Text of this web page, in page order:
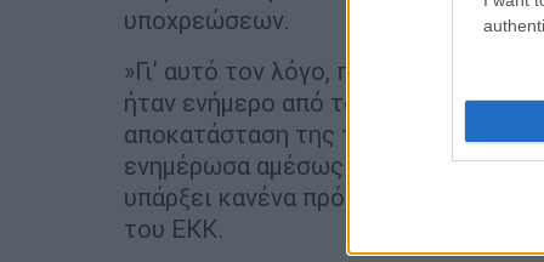
υποχρεώσεων.
»Γι' αυτό τον λόγο, περίμενα τον
ήταν ενήμερο από το ΥΠΠΟΑ για τη
αποκατάσταση της ταινίας. Όταν
ενημέρωσα αμέσως και ζήτησα
υπάρξει κανένα πρόβλημα με την
του ΕΚΚ.